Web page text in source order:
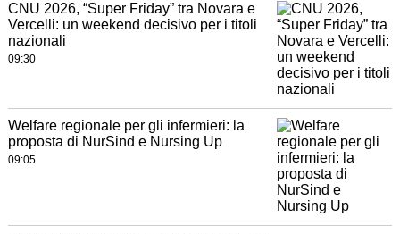
CNU 2026, “Super Friday” tra Novara e
Vercelli: un weekend decisivo per i titoli
nazionali
09:30
Welfare regionale per gli infermieri: la
proposta di NurSind e Nursing Up
09:05